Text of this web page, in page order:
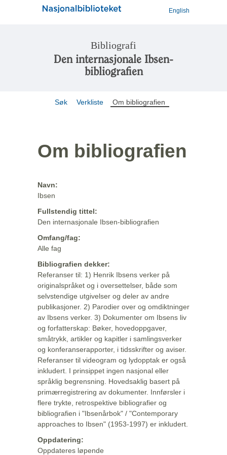
English
Bibliografi
Den internasjonale Ibsen-
bibliografien
Søk Verkliste Om bibliografien
Om bibliografien
Navn:
Ibsen
Fullstendig tittel:
Den internasjonale Ibsen-bibliografien
Omfang/fag:
Alle fag
Bibliografien dekker:
Referanser til: 1) Henrik Ibsens verker på
originalspråket og i oversettelser, både som
selvstendige utgivelser og deler av andre
publikasjoner. 2) Parodier over og omdiktninger
av Ibsens verker. 3) Dokumenter om Ibsens liv
og forfatterskap: Bøker, hovedoppgaver,
småtrykk, artikler og kapitler i samlingsverker
og konferanserapporter, i tidsskrifter og aviser.
Referanser til videogram og lydopptak er også
inkludert. I prinsippet ingen nasjonal eller
språklig begrensning. Hovedsaklig basert på
primærregistrering av dokumenter. Innførsler i
flere trykte, retrospektive bibliografier og
bibliografien i "Ibsenårbok" / "Contemporary
approaches to Ibsen" (1953-1997) er inkludert.
Oppdatering:
Oppdateres løpende